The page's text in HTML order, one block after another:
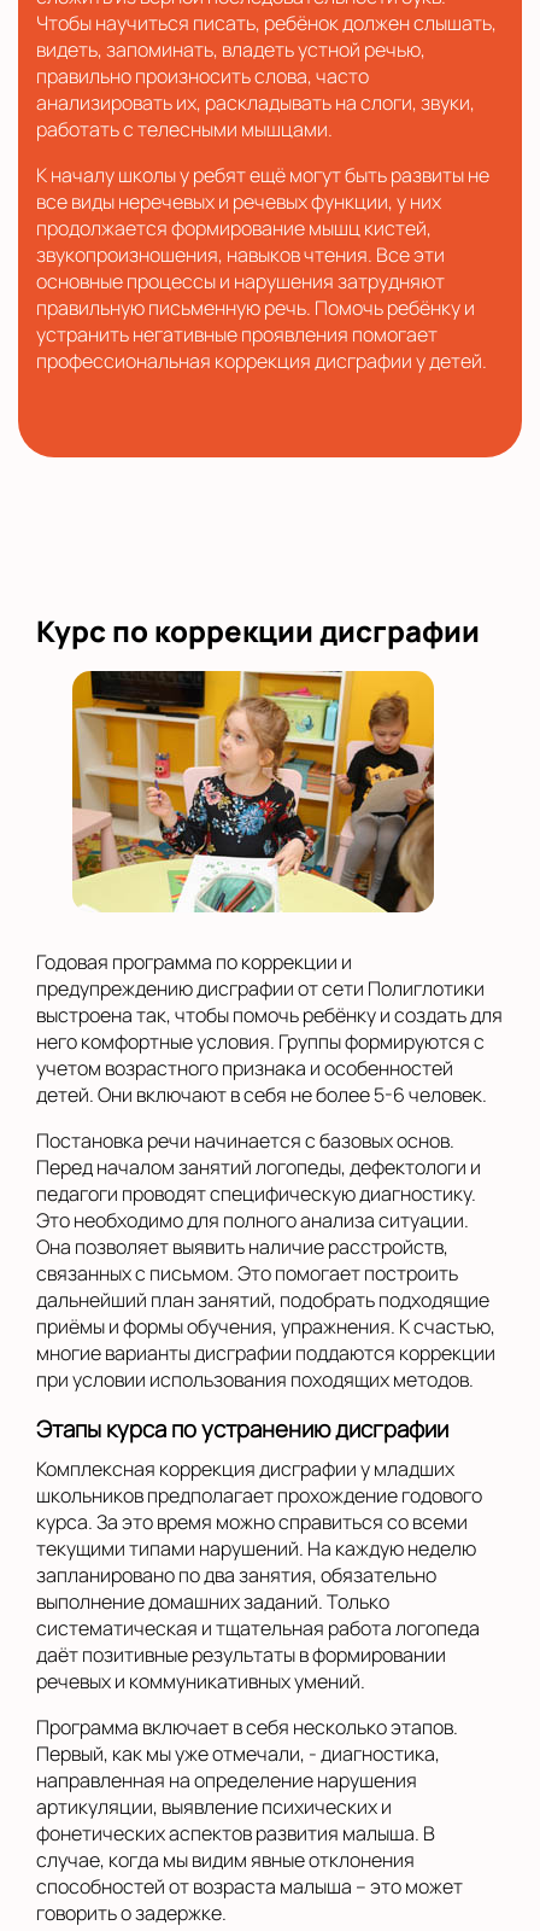
Чтобы научиться писать, ребёнок должен слышать,
видеть, запоминать, владеть устной речью,
правильно произносить слова, часто
анализировать их, раскладывать на слоги, звуки,
работать с телесными мышцами.
К началу школы у ребят ещё могут быть развиты не
все виды неречевых и речевых функции, у них
продолжается формирование мышц кистей,
звукопроизношения, навыков чтения. Все эти
основные процессы и нарушения затрудняют
правильную письменную речь. Помочь ребёнку и
устранить негативные проявления помогает
профессиональная коррекция дисграфии у детей.
Курс по коррекции дисграфии
Годовая программа по коррекции и
предупреждению дисграфии от сети Полиглотики
выстроена так, чтобы помочь ребёнку и создать для
него комфортные условия. Группы формируются с
учетом возрастного признака и особенностей
детей. Они включают в себя не более 5-6 человек.
Постановка речи начинается с базовых основ.
Перед началом занятий логопеды, дефектологи и
педагоги проводят специфическую диагностику.
Это необходимо для полного анализа ситуации.
Она позволяет выявить наличие расстройств,
связанных с письмом. Это помогает построить
дальнейший план занятий, подобрать подходящие
приёмы и формы обучения, упражнения. К счастью,
многие варианты дисграфии поддаются коррекции
при условии использования походящих методов.
Этапы курса по устранению дисграфии
Комплексная коррекция дисграфии у младших
школьников предполагает прохождение годового
курса. За это время можно справиться со всеми
текущими типами нарушений. На каждую неделю
запланировано по два занятия, обязательно
выполнение домашних заданий. Только
систематическая и тщательная работа логопеда
даёт позитивные результаты в формировании
речевых и коммуникативных умений.
Программа включает в себя несколько этапов.
Первый, как мы уже отмечали, - диагностика,
направленная на определение нарушения
артикуляции, выявление психических и
фонетических аспектов развития малыша. В
случае, когда мы видим явные отклонения
способностей от возраста малыша – это может
говорить о задержке.